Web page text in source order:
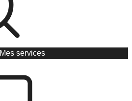
Mes services